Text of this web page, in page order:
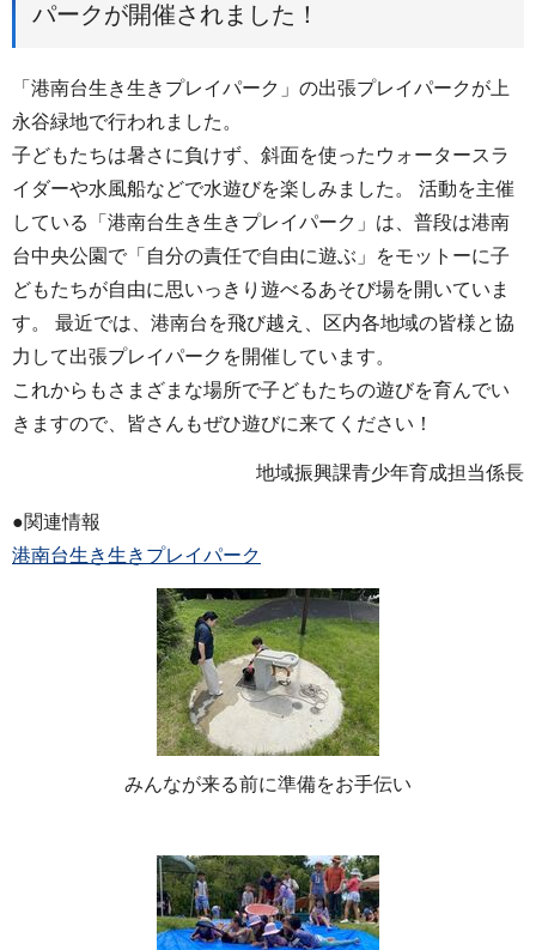
パークが開催されました！
「港南台生き生きプレイパーク」の出張プレイパークが上
永谷緑地で行われました。
子どもたちは暑さに負けず、斜面を使ったウォータースラ
イダーや水風船などで水遊びを楽しみました。 活動を主催
している「港南台生き生きプレイパーク」は、普段は港南
台中央公園で「自分の責任で自由に遊ぶ」をモットーに子
どもたちが自由に思いっきり遊べるあそび場を開いていま
す。 最近では、港南台を飛び越え、区内各地域の皆様と協
力して出張プレイパークを開催しています。
これからもさまざまな場所で子どもたちの遊びを育んでい
きますので、皆さんもぜひ遊びに来てください！
地域振興課青少年育成担当係長
●関連情報
港南台生き生きプレイパーク
みんなが来る前に準備をお手伝い